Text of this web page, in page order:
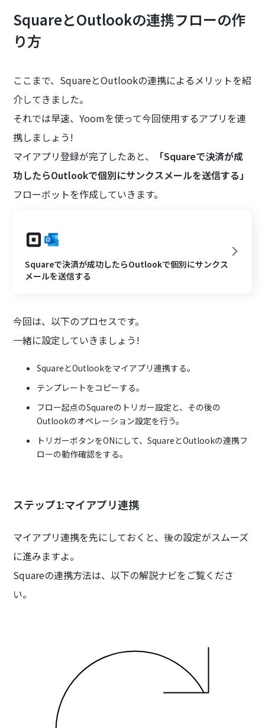
SquareとOutlookの連携フローの作
り方
ここまで、SquareとOutlookの連携によるメリットを紹
介してきました。
それでは早速、Yoomを使って今回使用するアプリを連
携しましょう!
マイアプリ登録が完了したあと、
「Squareで決済が成
功したらOutlookで個別にサンクスメールを送信する」
フローボットを作成していきます。
Squareで決済が成功したらOutlookで個別にサンクス
メールを送信する
今回は、以下のプロセスです。
一緒に設定していきましょう!
SquareとOutlookをマイアプリ連携する。
テンプレートをコピーする。
フロー起点のSquareのトリガー設定と、その後の
Outlookのオペレーション設定を行う。
トリガーボタンをONにして、SquareとOutlookの連携フ
ローの動作確認をする。
ステップ1:マイアプリ連携
マイアプリ連携を先にしておくと、後の設定がスムーズ
に進みますよ。
Squareの連携方法は、以下の解説ナビをご覧くださ
い。